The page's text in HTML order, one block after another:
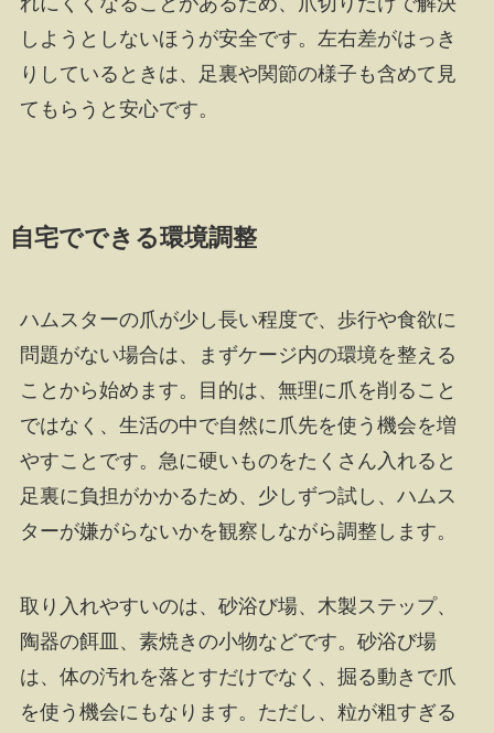
しようとしないほうが安全です。左右差がはっき
りしているときは、足裏や関節の様子も含めて見
てもらうと安心です。
自宅でできる環境調整
ハムスターの爪が少し長い程度で、歩行や食欲に
問題がない場合は、まずケージ内の環境を整える
ことから始めます。目的は、無理に爪を削ること
ではなく、生活の中で自然に爪先を使う機会を増
やすことです。急に硬いものをたくさん入れると
足裏に負担がかかるため、少しずつ試し、ハムス
ターが嫌がらないかを観察しながら調整します。
取り入れやすいのは、砂浴び場、木製ステップ、
陶器の餌皿、素焼きの小物などです。砂浴び場
は、体の汚れを落とすだけでなく、掘る動きで爪
を使う機会にもなります。ただし、粒が粗すぎる